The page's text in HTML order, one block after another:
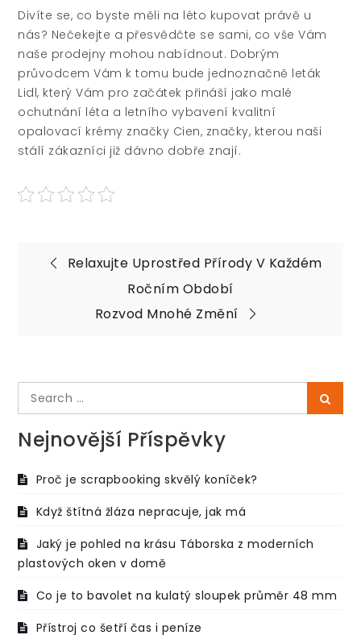
Divíte se, co byste měli na léto kupovat právě u
nás? Nečekejte a přesvědčte se sami, co vše Vám
naše prodejny mohou nabídnout. Dobrým
průvodcem Vám k tomu bude jednoznačně leták
Lidl, který Vám pro začátek přináší jako malé
ochutnání léta a letního vybavení kvalitní
opalovací krémy značky Cien, značky, kterou naši
stálí zákazníci již dávno dobře znají.
Navigace
příspěvek
Relaxujte Uprostřed Přírody V Každém
Ročním Období
Rozvod Mnohé Změní
Search
for:
Nejnovější Příspěvky
Proč je scrapbooking skvělý koníček?
Když štítná žláza nepracuje, jak má
Jaký je pohled na krásu Táborska z moderních
plastových oken v domě
Co je to bavolet na kulatý sloupek průměr 48 mm
Přístroj co šetří čas i peníze